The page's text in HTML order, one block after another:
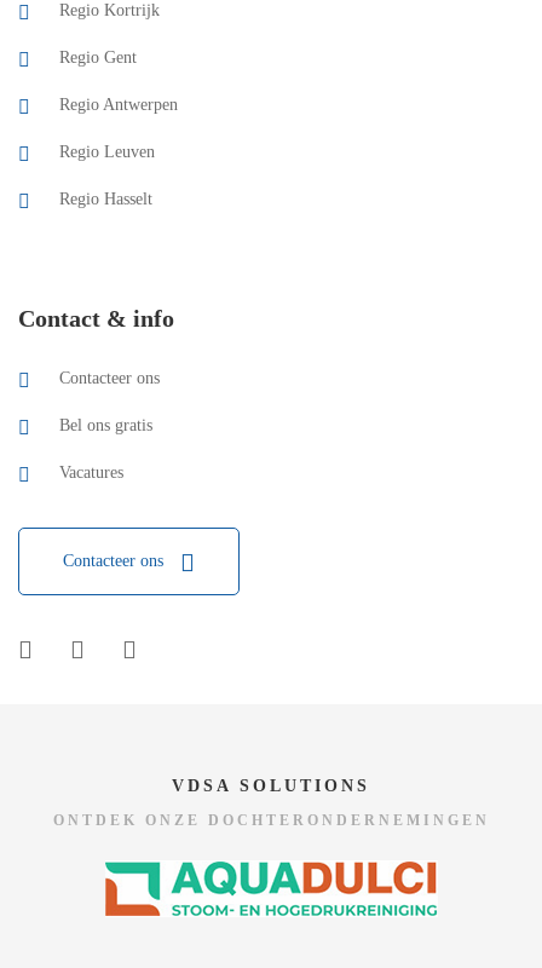
Regio Kortrijk
Regio Gent
Regio Antwerpen
Regio Leuven
Regio Hasselt
Contact & info
Contacteer ons
Bel ons gratis
Vacatures
Contacteer ons
VDSA SOLUTIONS
ONTDEK ONZE DOCHTERONDERNEMINGEN